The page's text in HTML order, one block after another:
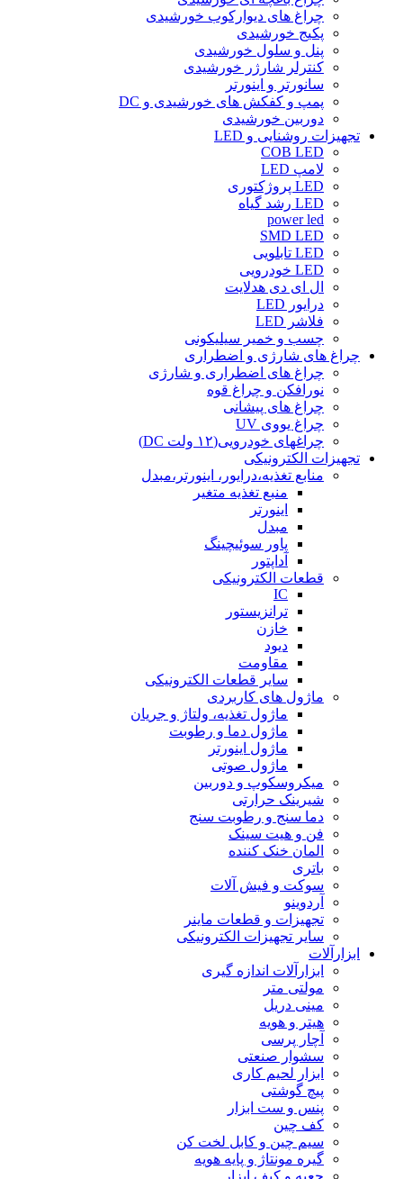
چراغ های دیوارکوب خورشیدی
پکیج خورشیدی
پنل و سلول خورشیدی
کنترلر شارژر خورشیدی
سانورتر و اینورتر
پمپ و کفکش های خورشیدی و DC
دوربین خورشیدی
تجهیزات روشنایی و LED
COB LED
لامپ LED
LED پروژکتوری
LED رشد گیاه
power led
SMD LED
LED تابلویی
LED خودرویی
ال ای دی هدلایت
درایور LED
فلاشر LED
چسب و خمیر سیلیکونی
چراغ های شارژی و اضطراری
چراغ های اضطراری و شارژی
نورافکن و چراغ قوه
چراغ های پیشانی
چراغ یووی UV
چراغهای خودرویی(۱۲ ولت DC)
تجهیزات الکترونیکی
منابع تغذیه،درایور، اینورتر،مبدل
منبع تغذیه متغیر
اینورتر
مبدل
پاور سوئیچینگ
آداپتور
قطعات الکترونیکی
IC
ترانزیستور
خازن
دیود
مقاومت
سایر قطعات الکترونیکی
ماژول های کاربردی
ماژول تغذیه، ولتاژ و جریان
ماژول دما و رطوبت
ماژول اینورتر
ماژول صوتی
میکروسکوپ و دوربین
شیرینک حرارتی
دما سنج و رطوبت سنج
فن و هیت سینک
المان خنک کننده
باتری
سوکت و فیش آلات
آردوینو
تجهیزات و قطعات ماینر
سایر تجهیزات الکترونیکی
ابزارآلات
ابزارآلات اندازه گیری
مولتی متر
مینی دریل
هیتر و هویه
آچار پرسی
سشوار صنعتی
ابزار لحیم کاری
پیچ گوشتی
پنس و ست ابزار
کف چین
سیم چین و کابل لخت کن
گیره مونتاژ و پایه هویه
جعبه و کیف ابزار